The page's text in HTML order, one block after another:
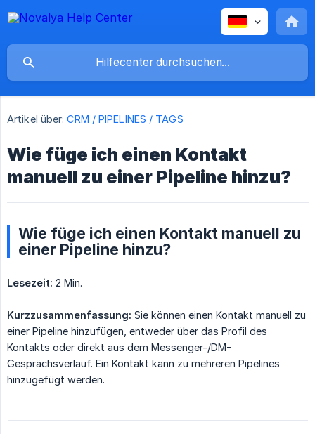
Artikel über: CRM / PIPELINES / TAGS
Wie füge ich einen Kontakt
manuell zu einer Pipeline hinzu?
Wie füge ich einen Kontakt manuell zu
einer Pipeline hinzu?
Lesezeit: 2 Min.
Kurzzusammenfassung: Sie können einen Kontakt manuell zu
einer Pipeline hinzufügen, entweder über das Profil des
Kontakts oder direkt aus dem Messenger-/DM-
Gesprächsverlauf. Ein Kontakt kann zu mehreren Pipelines
hinzugefügt werden.